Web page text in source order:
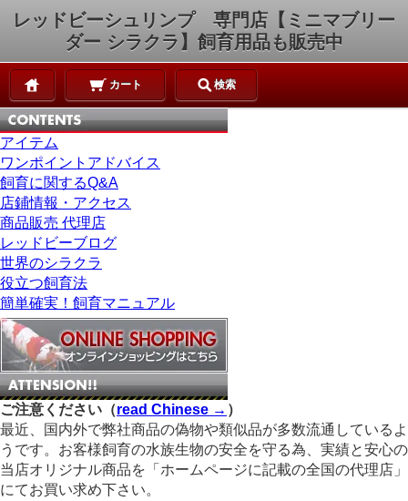
レッドビーシュリンプ 専門店【ミニマブリー
ダー シラクラ】飼育用品も販売中
カート 検索
アイテム
ワンポイントアドバイス
飼育に関するQ&A
店鋪情報・アクセス
商品販売 代理店
レッドビーブログ
世界のシラクラ
役立つ飼育法
簡単確実！飼育マニュアル
ご注意ください（read Chinese → ）
最近、国内外で弊社商品の偽物や類似品が多数流通しているよ
うです。お客様飼育の水族生物の安全を守る為、実績と安心の
当店オリジナル商品を「ホームページに記載の全国の代理店」
にてお買い求め下さい。